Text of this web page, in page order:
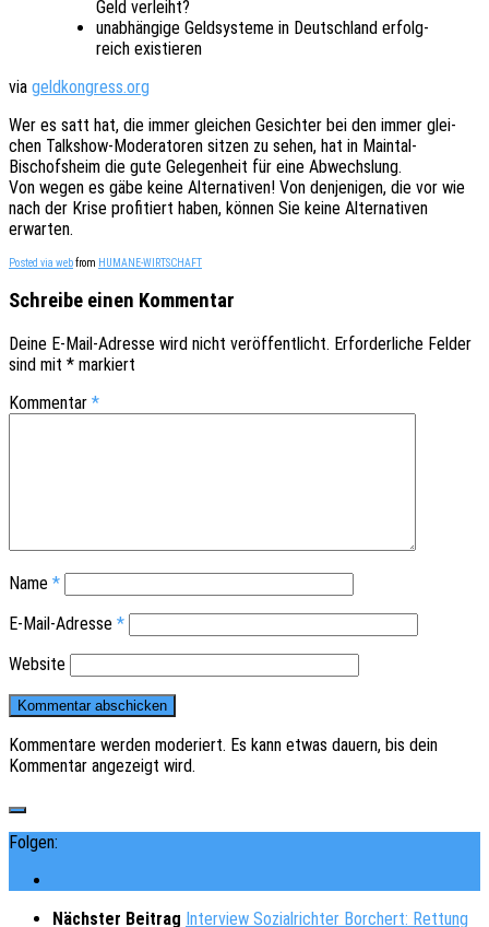
Geld verleiht?
unab­hän­gi­ge Geld­sys­te­me in Deutsch­land erfolg­
reich existieren
via geldkongress.org
Wer es satt hat, die immer glei­chen Gesich­ter bei den immer glei­
chen Talk­show-Mode­ra­to­ren sitzen zu sehen, hat in Main­tal-
Bischofs­heim die gute Gele­gen­heit für eine Abwechs­lung.
Von wegen es gäbe keine Alter­na­ti­ven! Von denje­ni­gen, die vor wie
nach der Krise profi­tiert haben, können Sie keine Alter­na­ti­ven
erwarten.
Posted via webfrom HUMANE-WIRTSCHAFT
Schreibe einen Kommentar
Deine E-Mail-Adresse wird nicht veröffentlicht. Erforderliche Felder
sind mit * markiert
Kommentar *
Name *
E-Mail-Adresse *
Website
Kommentare werden moderiert. Es kann etwas dauern, bis dein
Kommentar angezeigt wird.
Folgen:
Nächster Beitrag Interview Sozialrichter Borchert: Rettung